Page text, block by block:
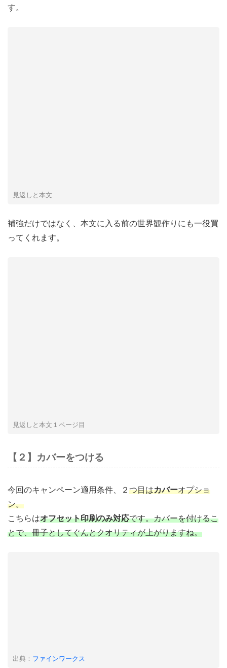
す。
見返しと本文
補強だけではなく、本文に入る前の世界観作りにも一役買
ってくれます。
見返しと本文１ページ目
【２】カバーをつける
今回のキャンペーン適用条件、２ つ目はカバーオプショ
ン。
こちらはオフセット印刷のみ対応です。カバーを付けるこ
とで、冊子としてぐんとクオリティが上がりますね。
出典： ファインワークス